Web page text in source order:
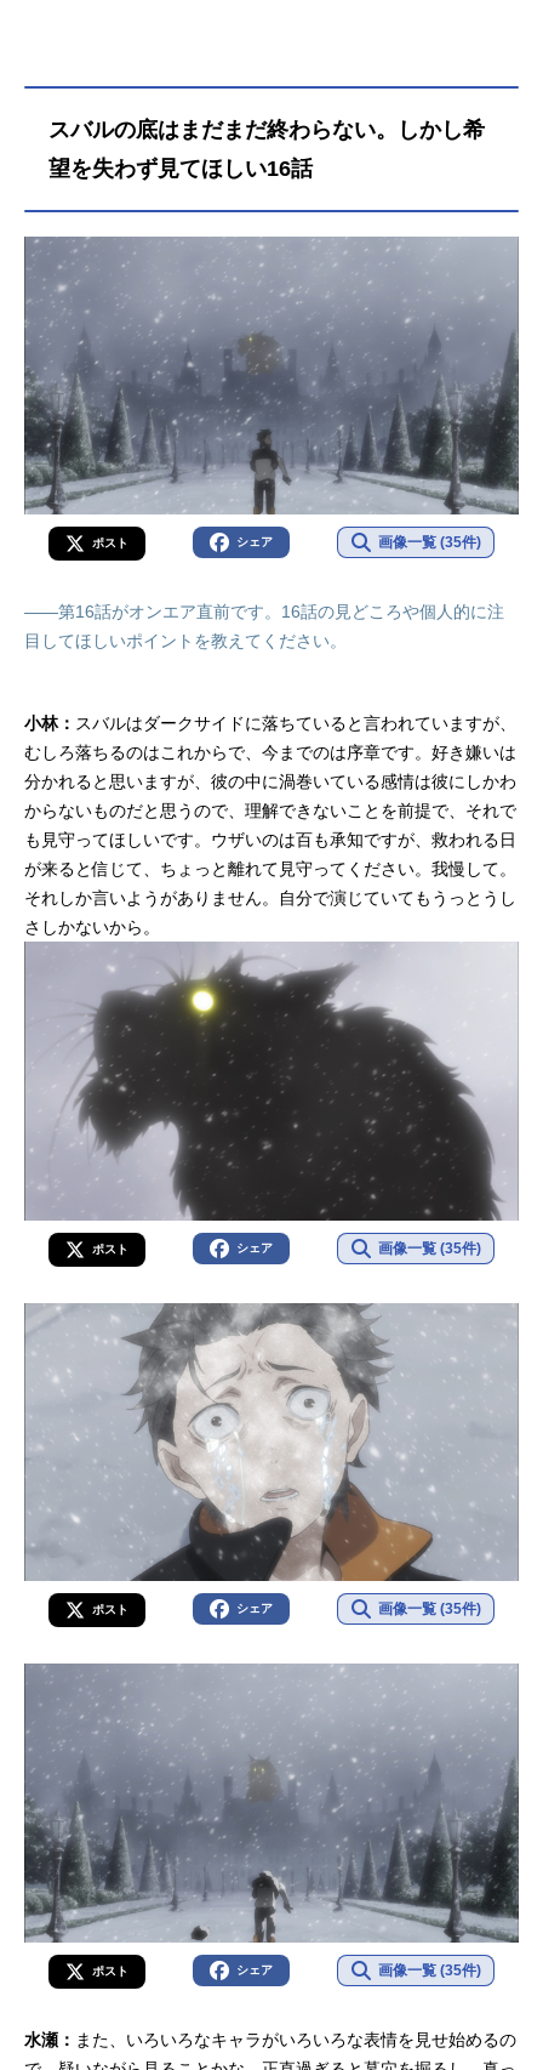
スバルの底はまだまだ終わらない。しかし希
望を失わず見てほしい16話
ポスト シェア 画像一覧 (35件)
――第16話がオンエア直前です。16話の見どころや個人的に注
目してほしいポイントを教えてください。
小林： スバルはダークサイドに落ちていると言われていますが、
むしろ落ちるのはこれからで、今までのは序章です。好き嫌いは
分かれると思いますが、彼の中に渦巻いている感情は彼にしかわ
からないものだと思うので、理解できないことを前提で、それで
も見守ってほしいです。ウザいのは百も承知ですが、救われる日
が来ると信じて、ちょっと離れて見守ってください。我慢して。
それしか言いようがありません。自分で演じていてもうっとうし
さしかないから。
ポスト シェア 画像一覧 (35件)
ポスト シェア 画像一覧 (35件)
ポスト シェア 画像一覧 (35件)
水瀬： また、いろいろなキャラがいろいろな表情を見せ始めるの